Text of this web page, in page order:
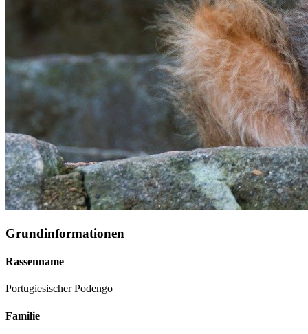
Grundinformationen
Rassenname
Portugiesischer Podengo
Familie